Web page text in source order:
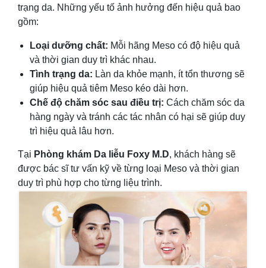
trạng da. Những yếu tố ảnh hưởng đến hiệu quả bao
gồm:
Loại dưỡng chất: Mỗi hãng Meso có độ hiệu quả
và thời gian duy trì khác nhau.
Tình trạng da: Làn da khỏe mạnh, ít tổn thương sẽ
giúp hiệu quả tiêm Meso kéo dài hơn.
Chế độ chăm sóc sau điều trị: Cách chăm sóc da
hàng ngày và tránh các tác nhân có hại sẽ giúp duy
trì hiệu quả lâu hơn.
Tại Phòng khám Da liễu Foxy M.D, khách hàng sẽ
được bác sĩ tư vấn kỹ về từng loại Meso và thời gian
duy trì phù hợp cho từng liệu trình.